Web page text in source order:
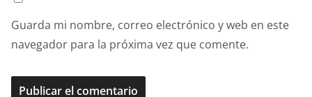
Guarda mi nombre, correo electrónico y web en este
navegador para la próxima vez que comente.